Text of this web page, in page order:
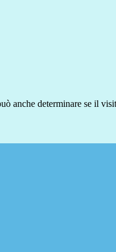
anche determinare se il